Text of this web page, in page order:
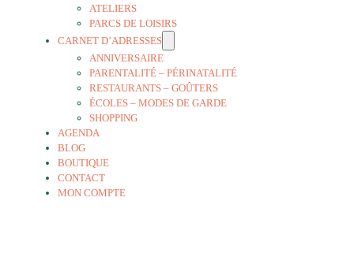
ATELIERS
PARCS DE LOISIRS
CARNET D’ADRESSES
ANNIVERSAIRE
PARENTALITÉ – PÉRINATALITÉ
RESTAURANTS – GOÛTERS
ÉCOLES – MODES DE GARDE
SHOPPING
AGENDA
BLOG
BOUTIQUE
CONTACT
MON COMPTE